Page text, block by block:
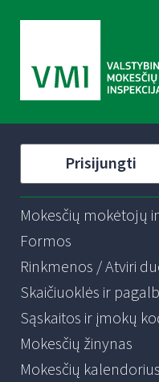
Prisijungti
Mokesčių mokėtojų
Formos
Rinkmenos / Atviri
Skaičiuoklės ir
Sąskaitos ir įmokų
Mokesčių žinynas
Mokesčių kalendorius